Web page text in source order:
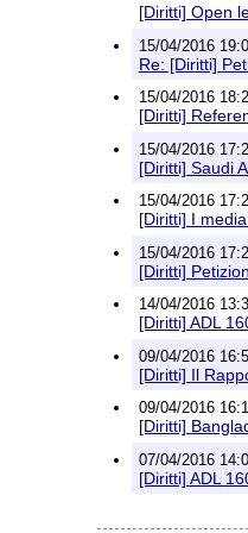
[Diritti] Open
15/04/2016
Re: [Diritti]
15/04/2016
[Diritti]
15/04/2016
[Diritti] Saudi
15/04/2016
[Diritti] I
15/04/2016
[Diritti]
14/04/2016
[Diritti] ADL
09/04/2016
[Diritti] Il
09/04/2016
[Diritti]
07/04/2016
[Diritti] ADL